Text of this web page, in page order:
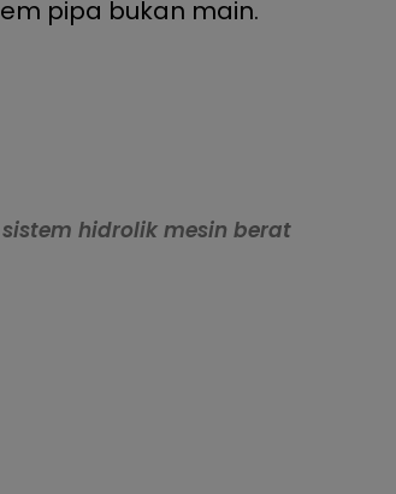
pipa bukan main.
hidrolik mesin berat